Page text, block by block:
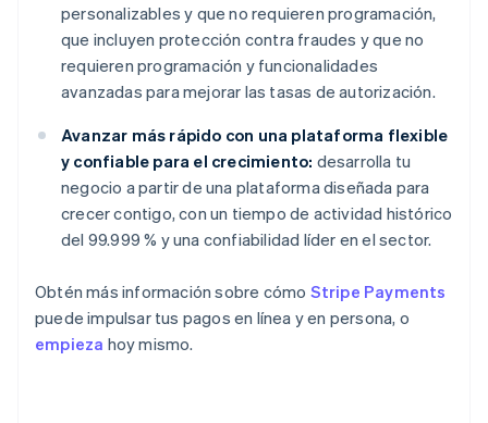
personalizables y que no requieren programación,
que incluyen protección contra fraudes y que no
requieren programación y funcionalidades
avanzadas para mejorar las tasas de autorización.
Avanzar más rápido con una plataforma flexible
y confiable para el crecimiento: desarrolla tu
negocio a partir de una plataforma diseñada para
crecer contigo, con un tiempo de actividad histórico
del 99.999 % y una confiabilidad líder en el sector.
Obtén más información sobre cómo Stripe Payments
puede impulsar tus pagos en línea y en persona, o
empieza hoy mismo.